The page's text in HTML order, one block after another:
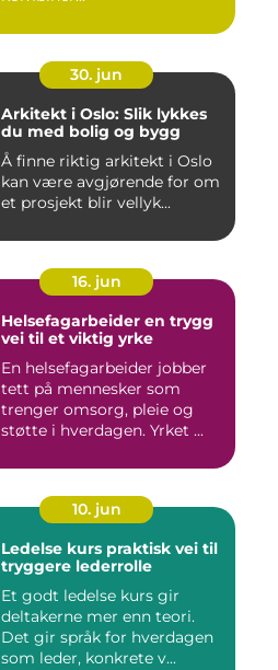
30. jun
Arkitekt i Oslo: Slik lykkes
du med bolig og bygg
Å finne riktig arkitekt i Oslo
kan være avgjørende for om
et prosjekt blir vellyk...
16. jun
Helsefagarbeider en trygg
vei til et viktig yrke
En helsefagarbeider jobber
tett på mennesker som
trenger omsorg, pleie og
støtte i hverdagen. Yrket ...
10. jun
Ledelse kurs praktisk vei til
tryggere lederrolle
Et godt ledelse kurs gir
deltakerne mer enn teori.
Det gir språk for hverdagen
som leder, konkrete v...